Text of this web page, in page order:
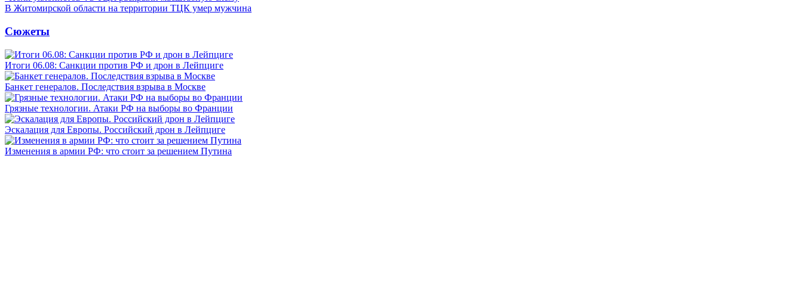
В Житомирской области на территории ТЦК умер мужчина
Сюжеты
Итоги 06.08: Санкции против РФ и дрон в Лейпциге
Банкет генералов. Последствия взрыва в Москве
Грязные технологии. Атаки РФ на выборы во Франции
Эскалация для Европы. Российский дрон в Лейпциге
Изменения в армии РФ: что стоит за решением Путина